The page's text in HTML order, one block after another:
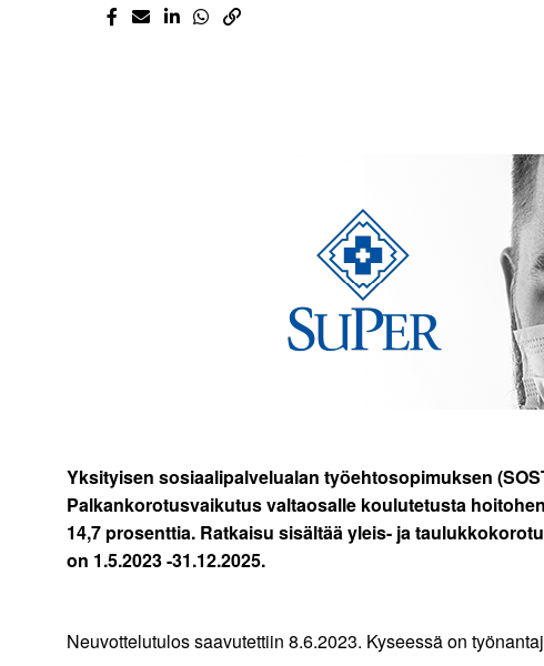
Yksityisen sosiaalipalvelualan työehtosopimuksen
Palkankorotusvaikutus valtaosalle koulutetusta
14,7 prosenttia. Ratkaisu sisältää yleis- ja
on 1.5.2023 -31.12.2025.
Neuvottelutulos saavutettiin 8.6.2023. Kyseessä on